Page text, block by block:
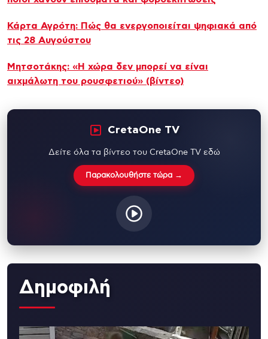
Κάρτα Αγρότη: Πώς θα ενεργοποιείται ψηφιακά από
τις 28 Αυγούστου
Μητσοτάκης: «Η χώρα δεν μπορεί να είναι
αιχμάλωτη του ρουσφετιού» (βίντεο)
CretaOne TV
Δείτε όλα τα βίντεο του CretaOne TV εδώ
Παρακολουθήστε τώρα →
Δημοφιλή